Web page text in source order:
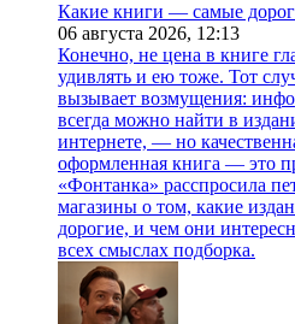
Какие книги — самые
06 августа 2026, 12:13
Конечно, не цена в книге
удивлять и ею тоже. Тот
вызывает возмущения:
всегда можно найти в
интернете, — но
оформленная книга — это
«Фонтанка» расспросила
магазины о том, какие
дорогие, и чем они
всех смыслах подборка.